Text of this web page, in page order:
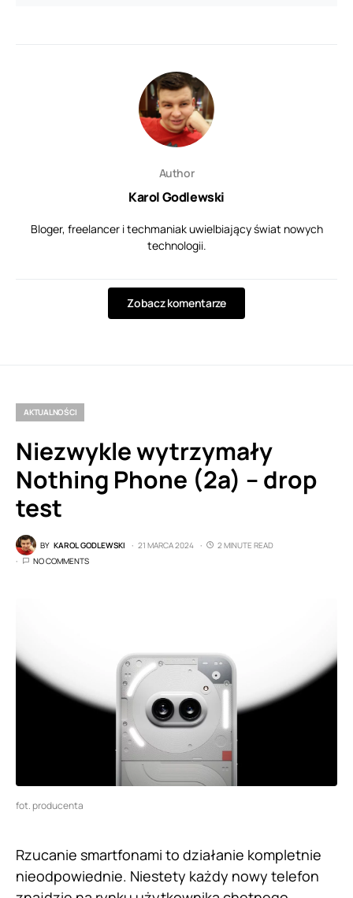
Author
Karol Godlewski
Bloger, freelancer i techmaniak uwielbiający świat nowych
technologii.
Zobacz komentarze
AKTUALNOŚCI
Niezwykle wytrzymały
Nothing Phone (2a) – drop
test
BY KAROL GODLEWSKI 21 MARCA 2024
2 MINUTE READ
NO COMMENTS
fot. producenta
Rzucanie smartfonami to działanie kompletnie
nieodpowiednie. Niestety każdy nowy telefon